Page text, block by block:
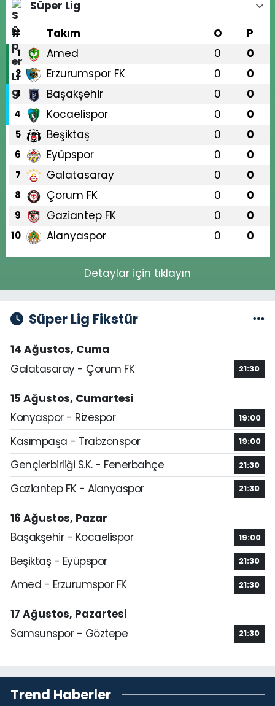
Süper Lig
#
Takım O P
1 Amed 0 0
2 Erzurumspor FK 0 0
3 Başakşehir 0 0
4 Kocaelispor 0 0
5 Beşiktaş 0 0
6 Eyüpspor 0 0
7 Galatasaray 0 0
8 Çorum FK 0 0
9 Gaziantep FK 0 0
10 Alanyaspor 0 0
Detaylar için tıklayın
Süper Lig Fikstür
14 Ağustos, Cuma
Galatasaray - Çorum FK
21:30
15 Ağustos, Cumartesi
Konyaspor - Rizespor
19:00
Kasımpaşa - Trabzonspor 19:00
Gençlerbirliği S.K. - Fenerbahçe 21:30
Gaziantep FK - Alanyaspor 21:30
16 Ağustos, Pazar
Başakşehir - Kocaelispor
19:00
Beşiktaş - Eyüpspor 21:30
Amed - Erzurumspor FK 21:30
17 Ağustos, Pazartesi
Samsunspor - Göztepe
21:30
Trend Haberler